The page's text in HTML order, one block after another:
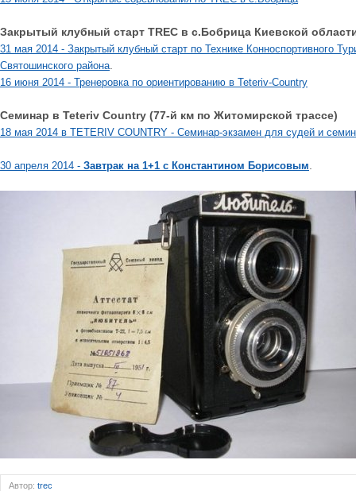
Закрытый клубный старт TREC в с.Бобрица Киевской
31 мая 2014 - Закрытый клубный старт по Технике Конноспортивного
Святошинского района
16 июня 2014 - Тренеровка по ориентированию в Teteriv-Country
Семинар в Teteriv Country (77-й км по Житомирской трассе)
18 мая 2014 в TETERIV COUNTRY - Семинар-экзамен для судей и
30 апреля 2014 - Завтрак на 1+1 с Константином Борисовым
Автор: trec